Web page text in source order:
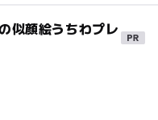
似顔絵うちわプレ